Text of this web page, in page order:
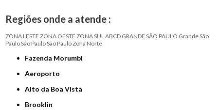
Regiões onde a atende :
ZONA LESTE ZONA OESTE ZONA SULABCD GRANDE SÃO PAULO Grande São
PauloSão PauloSão PauloZona Norte
Fazenda Morumbi
Aeroporto
Alto da Boa Vista
Brooklin